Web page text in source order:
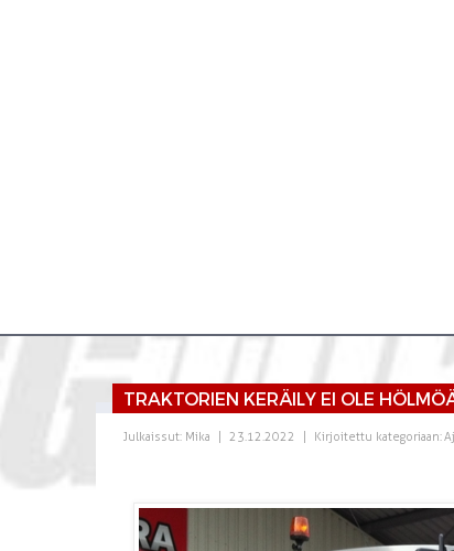
TRAKTORIEN KERÄILY EI OLE
Julkaissut: Mika 23.12.2022 Kirjoitettu kategoriaan: